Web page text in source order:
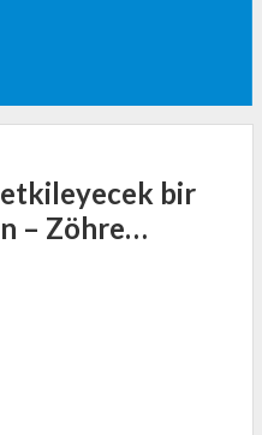
bir
– Zöhre…